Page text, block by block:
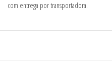
com entrega por transportadora.